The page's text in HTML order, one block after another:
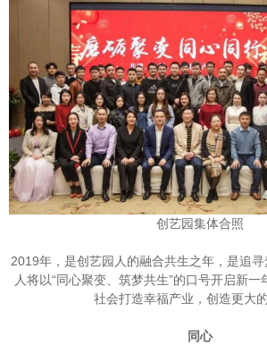
创艺园集体合照
2019年，是创艺园人的融合共生之年，是追
人将以“同心聚变、筑梦共生”的口号开启新
社会打造幸福产业，创造更大的
同心